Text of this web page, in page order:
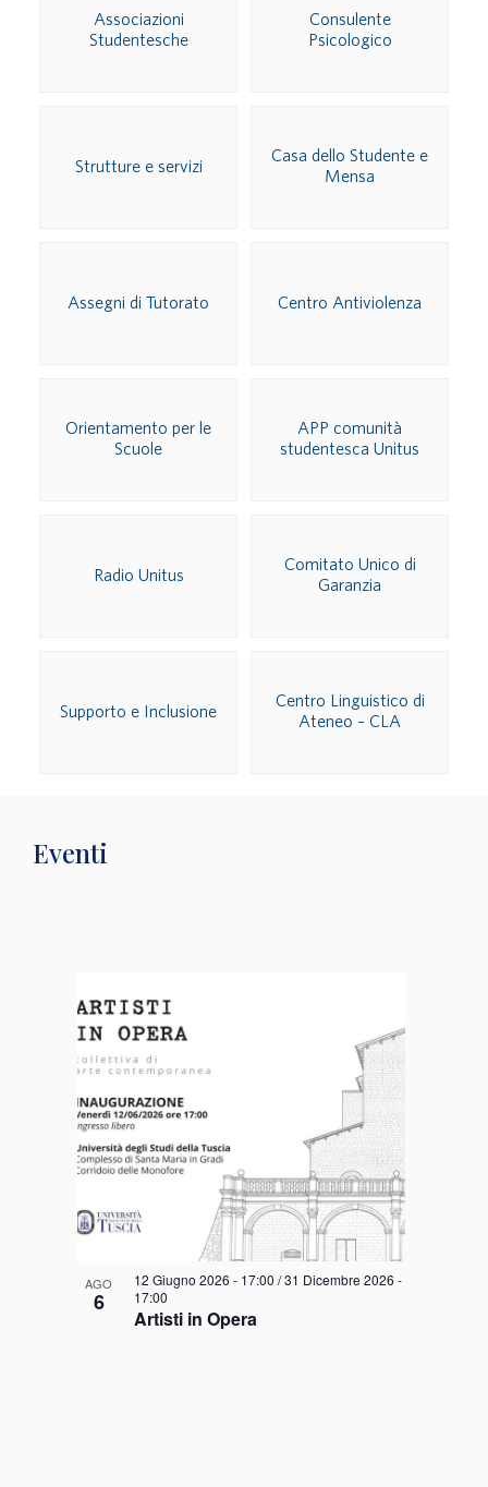
Associazioni
Studentesche
Consulente
Psicologico
Strutture e servizi
Casa dello Studente e
Mensa
Assegni di Tutorato Centro Antiviolenza
Orientamento per le
Scuole
APP comunità
studentesca Unitus
Radio Unitus
Comitato Unico di
Garanzia
Supporto e Inclusione
Centro Linguistico di
Ateneo – CLA
Eventi
AGO
6
Artisti in Opera
12 Giugno 2026 - 17:00 /31 Dicembre 2026 -
17:00